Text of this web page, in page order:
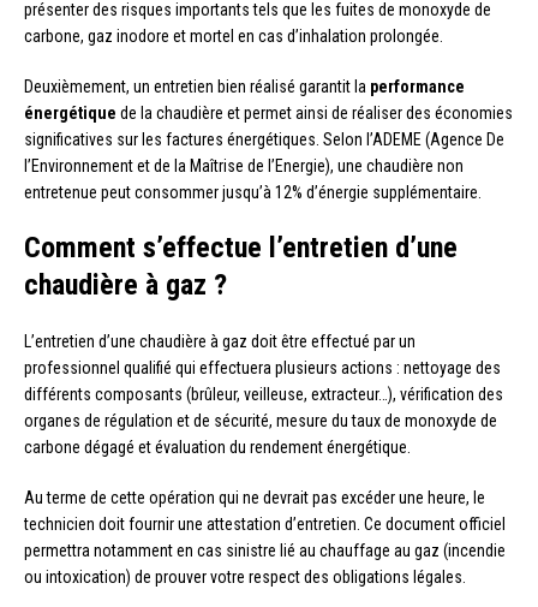
présenter des risques importants tels que les fuites de monoxyde de
carbone, gaz inodore et mortel en cas d’inhalation prolongée.
Deuxièmement, un entretien bien réalisé garantit la performance
énergétique de la chaudière et permet ainsi de réaliser des économies
significatives sur les factures énergétiques. Selon l’ADEME (Agence De
l’Environnement et de la Maîtrise de l’Energie), une chaudière non
entretenue peut consommer jusqu’à 12% d’énergie supplémentaire.
Comment s’effectue l’entretien d’une
chaudière à gaz ?
L’entretien d’une chaudière à gaz doit être effectué par un
professionnel qualifié qui effectuera plusieurs actions : nettoyage des
différents composants (brûleur, veilleuse, extracteur…), vérification des
organes de régulation et de sécurité, mesure du taux de monoxyde de
carbone dégagé et évaluation du rendement énergétique.
Au terme de cette opération qui ne devrait pas excéder une heure, le
technicien doit fournir une attestation d’entretien. Ce document officiel
permettra notamment en cas sinistre lié au chauffage au gaz (incendie
ou intoxication) de prouver votre respect des obligations légales.